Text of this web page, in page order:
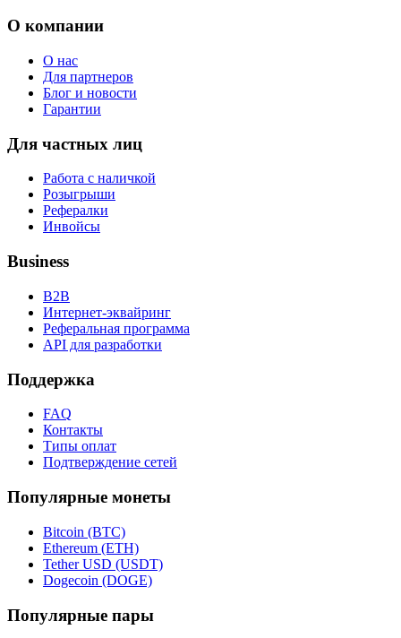
О компании
О нас
Для партнеров
Блог и новости
Гарантии
Для частных лиц
Работа с наличкой
Розыгрыши
Рефералки
Инвойсы
Business
B2B
Интернет-эквайринг
Реферальная программа
API для разработки
Поддержка
FAQ
Контакты
Типы оплат
Подтверждение сетей
Популярные монеты
Bitcoin (BTC)
Ethereum (ETH)
Tether USD (USDT)
Dogecoin (DOGE)
Популярные пары